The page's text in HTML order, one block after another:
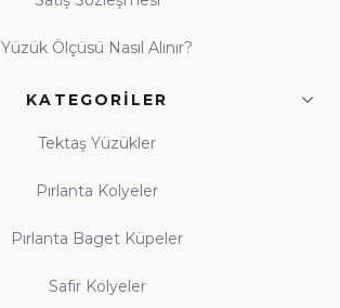
Yüzük Ölçüsü Nasıl Alınır?
KATEGORILER
Tektaş Yüzükler
Pırlanta Kolyeler
Pırlanta Baget Küpeler
Safir Kolyeler